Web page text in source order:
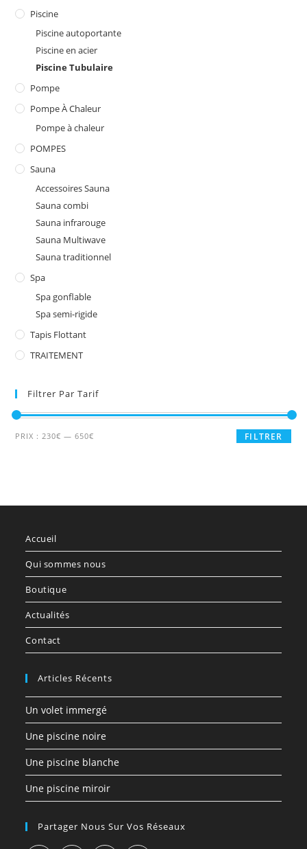
Piscine
Piscine autoportante
Piscine en acier
Piscine Tubulaire
Pompe
Pompe À Chaleur
Pompe à chaleur
POMPES
Sauna
Accessoires Sauna
Sauna combi
Sauna infrarouge
Sauna Multiwave
Sauna traditionnel
Spa
Spa gonflable
Spa semi-rigide
Tapis Flottant
TRAITEMENT
Filtrer Par Tarif
Prix
Prix
FILTRER
PRIX : 230€ —650€
Accueil
Qui sommes nous
Boutique
Actualités
Contact
Articles Récents
Un volet immergé
Une piscine noire
Une piscine blanche
Une piscine miroir
Partager Nous Sur Vos Réseaux